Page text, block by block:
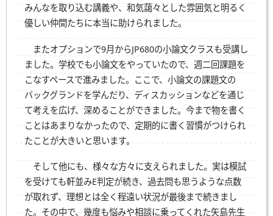
みんなを取り込む講義や、和気藹々とした雰囲気と明るく
優しい仲間たちに本当に助けられました。
またオプションで9月からJP680の小論文クラスも受講し
ました。学校でも小論文をやっていたので、週二回課題を
こなすペースで進みました。ここで、小論文の課題文の
バックグランドを学んだり、ディスカッションなどを通じ
て考えを広げ、深めることができました。今まで物を書く
ことはあまりなかったので、定期的に書く習慣がつけられ
たことが大きいと思います。
そして他にも、様々な方々に支えられました。実は模試
を受けても軒並みE判定が続き、過去問も思うような点数
が取れず、理想とは全く程遠い状況が最後まで続きまし
た。その中で、幾度も悩みや相談に乗ってくれた矢島先生